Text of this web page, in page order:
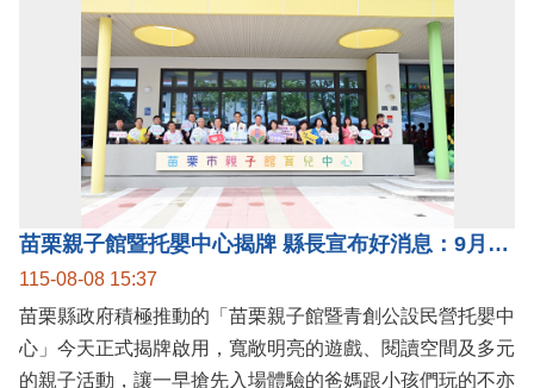
苗栗親子館暨托嬰中心揭牌 縣長宣布好消息：9月1日起調降臨時托嬰費用
115-08-08 15:37
苗栗縣政府積極推動的「苗栗親子館暨青創公設民營托嬰中
心」今天正式揭牌啟用，寬敞明亮的遊戲、閱讀空間及多元
的親子活動，讓一早搶先入場體驗的爸媽跟小孩們玩的不亦